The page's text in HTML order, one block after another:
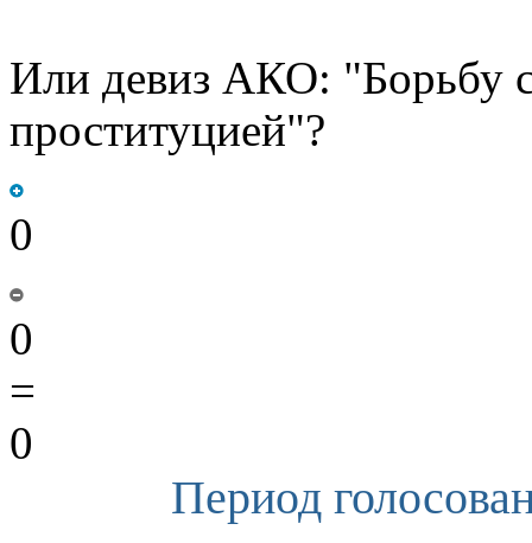
Или девиз АКО: "Борьбу
проституцией"?
0
0
=
0
Период